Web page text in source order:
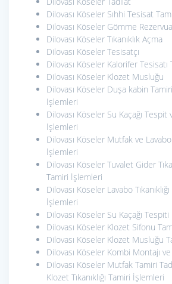
Dilovası Köseler Sıhhi Tesisat
Dilovası Köseler Gömme
Dilovası Köseler Tıkanıklık Açma
Dilovası Köseler Tesisatçı
Dilovası Köseler Kalorifer
Dilovası Köseler Klozet Musluğu
Dilovası Köseler Duşa kabin
İşlemleri
Dilovası Köseler Su Kaçağı Tespit
İşlemleri
Dilovası Köseler Mutfak ve
İşlemleri
Dilovası Köseler Tuvalet Gider
Tamiri İşlemleri
Dilovası Köseler Lavabo
İşlemleri
Dilovası Köseler Su Kaçağı
Dilovası Köseler Klozet Sifonu
Dilovası Köseler Klozet Musluğu
Dilovası Köseler Kombi Montajı
Dilovası Köseler Mutfak Tamiri
Klozet Tıkanıklığı Tamiri İşlemleri